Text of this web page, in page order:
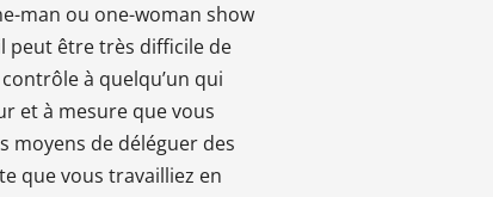
man ou one-woman show
peut être très difficile de
à quelqu’un qui
et à mesure que vous
moyens de déléguer des
que vous travailliez en